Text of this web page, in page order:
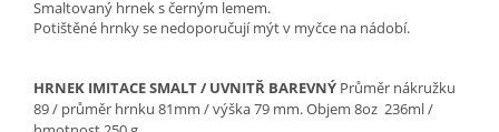
Smaltovaný hrnek s černým lemem.
Potištěné hrnky se nedoporučují mýt v myčce na nádobí.
HRNEK IMITACE SMALT / UVNITŘ BAREVNÝ Průměr nákružku
89 / průměr hrnku 81mm / výška 79 mm.Objem 8oz 236ml /